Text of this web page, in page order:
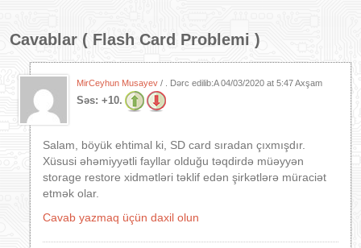
Cavablar ( Flash Card Problemi )
MirCeyhun Musayev / . Dərc edilib:A04/03/2020 at 5:47 Axşam
Səs: +10.
Salam, böyük ehtimal ki, SD card sıradan çıxmışdır.
Xüsusi əhəmiyyətli fayllar olduğu təqdirdə müəyyən
storage restore xidmətləri təklif edən şirkətlərə müraciət
etmək olar.
Cavab yazmaq üçün daxil olun